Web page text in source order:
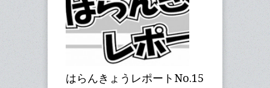
はらんきょうレポートNo.15